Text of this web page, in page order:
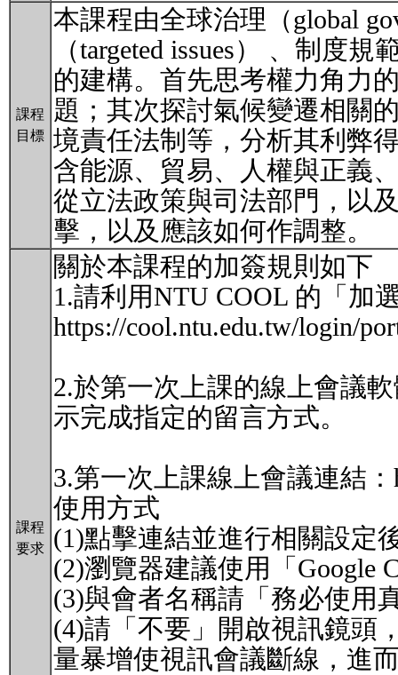
課程
目標
本課程由全球治理（global
（targeted issues） 、制度
的建構。首先思考權力角力
題；其次探討氣候變遷相關
境責任法制等，分析其利弊
含能源、貿易、人權與正義
從立法政策與司法部門，以
擊，以及應該如何作調整。
課程
要求
關於本課程的加簽規則如下
1.請利用NTU COOL 的「加
https://cool.ntu.edu.tw/login/
2.於第一次上課的線上會議
示完成指定的留言方式。
3.第一次上課線上會議連結：
使用方式
(1)點擊連結並進行相關設定
(2)瀏覽器建議使用「Google
(3)與會者名稱請「務必使用
(4)請「不要」開啟視訊鏡頭
量暴增使視訊會議斷線，進